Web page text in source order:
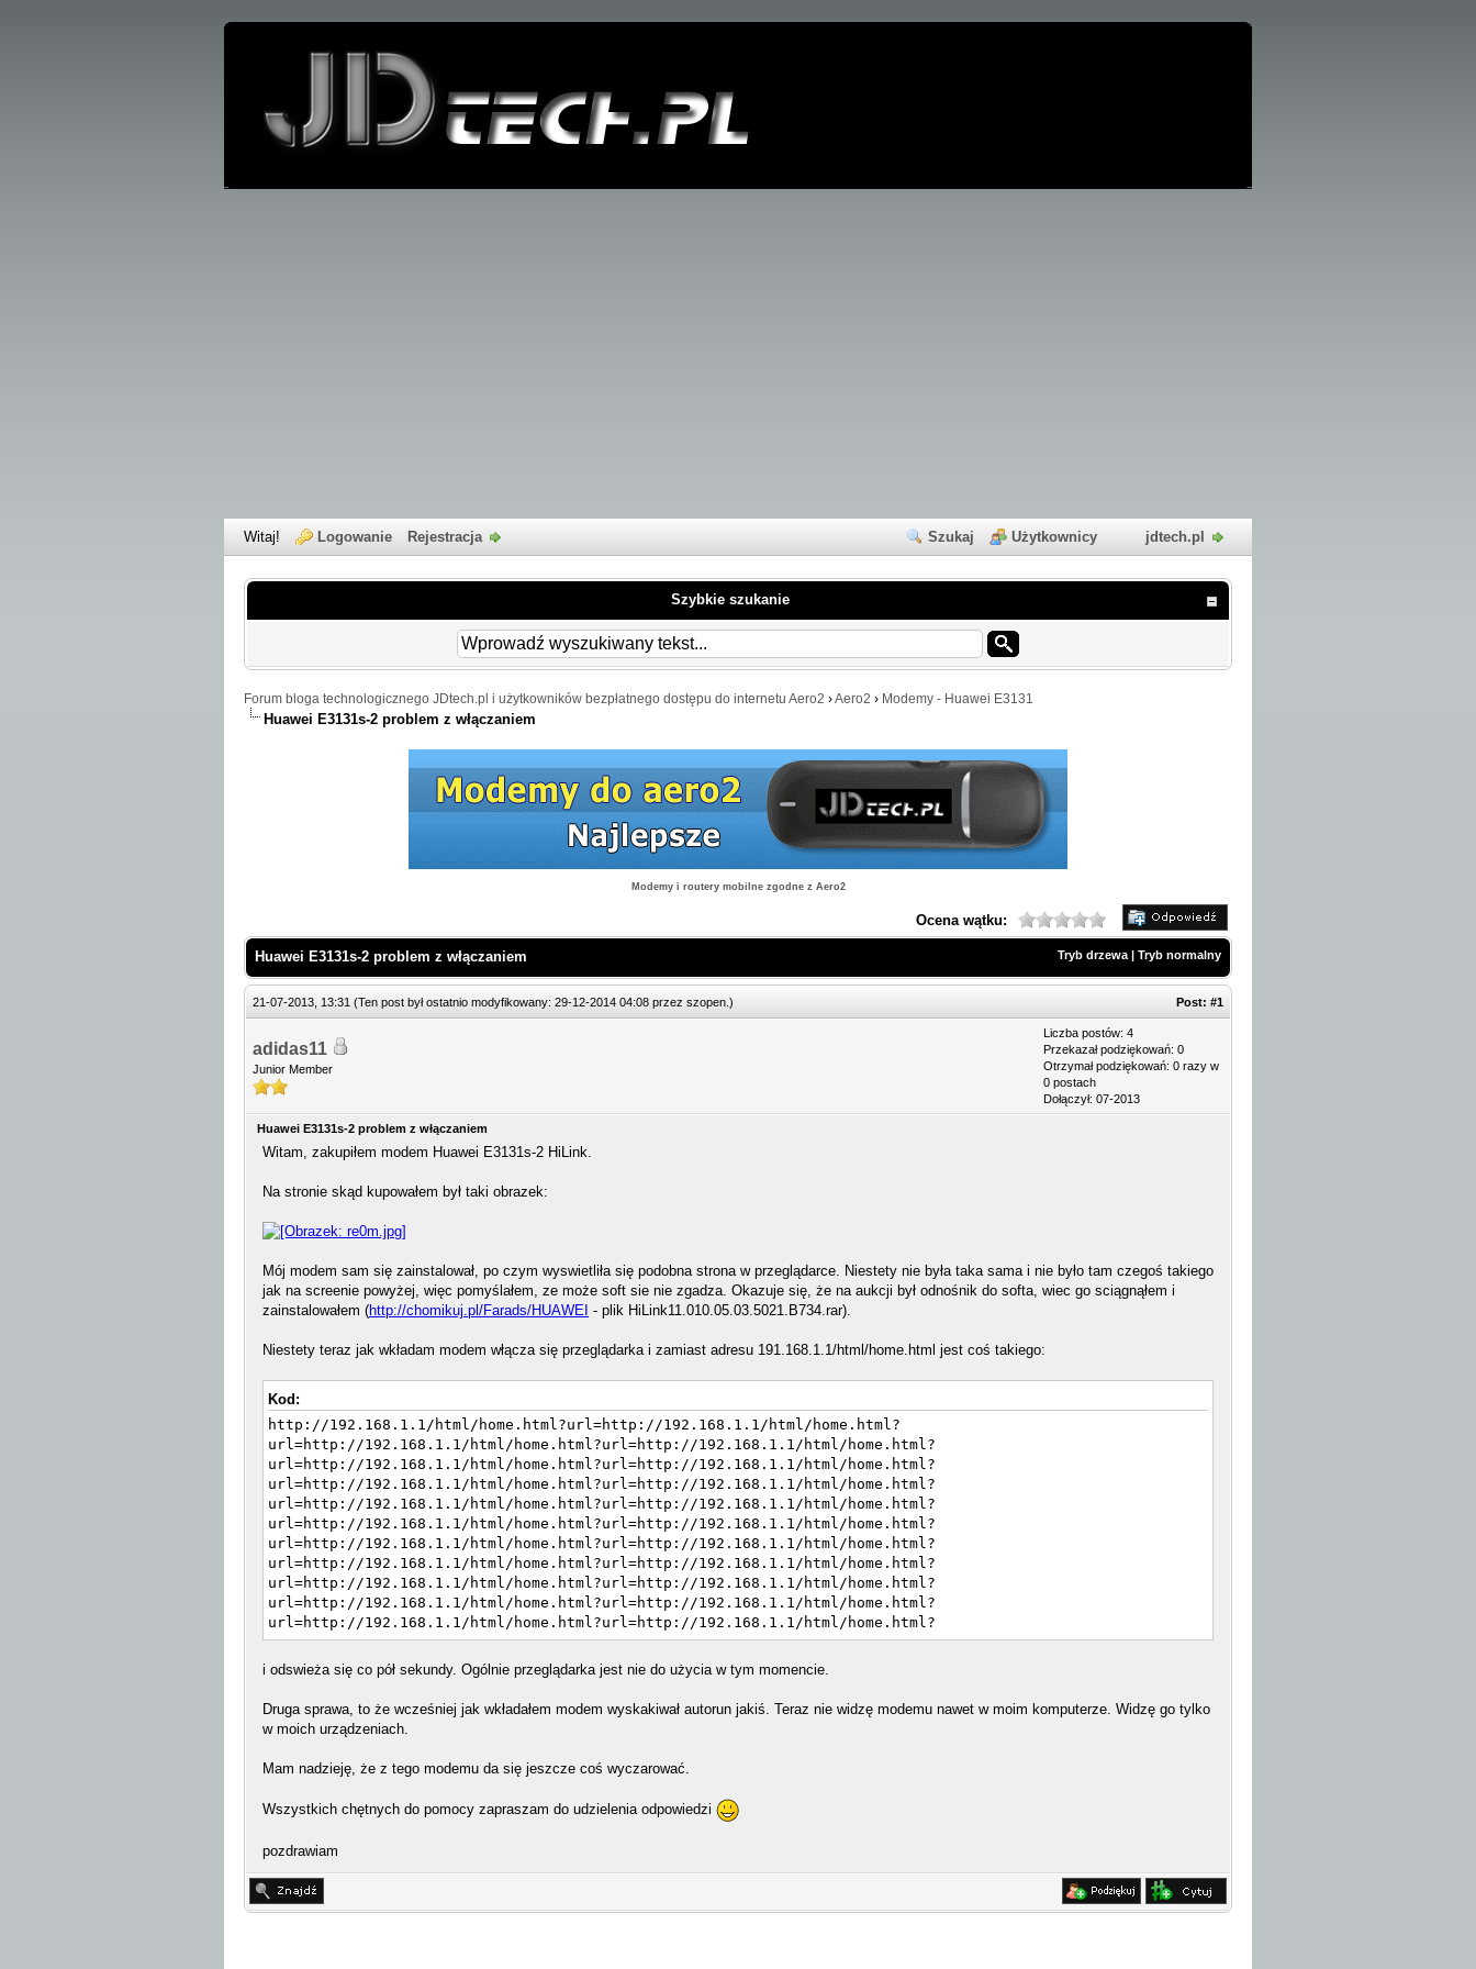
Szukaj Użytkownicy jdtech.pl
Witaj! Logowanie Rejestracja
Szybkie szukanie
Forum bloga technologicznego JDtech.pl i użytkowników bezpłatnego dostępu do internetu Aero2 ›Aero2 › Modemy - Huawei E3131
Huawei E3131s-2 problem z włączaniem
Modemy i routery mobilne zgodne z Aero2
Ocena wątku:
Tryb drzewa | Tryb normalny
Huawei E3131s-2 problem z włączaniem
21-07-2013, 13:31 (Ten post był ostatnio modyfikowany: 29-12-2014 04:08 przez szopen ) Post: #1
adidas11
Junior Member
Liczba postów: 4
Przekazał podziękowań: 0
Otrzymał podziękowań: 0 razy w
0 postach
Dołączył: 07-2013
Huawei E3131s-2 problem z włączaniem
Witam, zakupiłem modem Huawei E3131s-2 HiLink.
Na stronie skąd kupowałem był taki obrazek:
Mój modem sam się zainstalował, po czym wyswietliła się podobna strona w przeglądarce. Niestety nie była taka sama i nie było tam czegoś takiego
jak na screenie powyżej, więc pomyślałem, ze może soft sie nie zgadza. Okazuje się, że na aukcji był odnośnik do softa, wiec go sciągnąłem i
zainstalowałem (http://chomikuj.pl/Farads/HUAWEI - plik HiLink11.010.05.03.5021.B734.rar).
Niestety teraz jak wkładam modem włącza się przeglądarka i zamiast adresu 191.168.1.1/html/home.html jest coś takiego:
Kod:
http://192.168.1.1/html/home.html?url=http://192.168.1.1/html/home.html?
url=http://192.168.1.1/html/home.html?url=http://192.168.1.1/html/home.html?
url=http://192.168.1.1/html/home.html?url=http://192.168.1.1/html/home.html?
url=http://192.168.1.1/html/home.html?url=http://192.168.1.1/html/home.html?
url=http://192.168.1.1/html/home.html?url=http://192.168.1.1/html/home.html?
url=http://192.168.1.1/html/home.html?url=http://192.168.1.1/html/home.html?
url=http://192.168.1.1/html/home.html?url=http://192.168.1.1/html/home.html?
url=http://192.168.1.1/html/home.html?url=http://192.168.1.1/html/home.html?
url=http://192.168.1.1/html/home.html?url=http://192.168.1.1/html/home.html?
url=http://192.168.1.1/html/home.html?url=http://192.168.1.1/html/home.html?
url=http://192.168.1.1/html/home.html?url=http://192.168.1.1/html/home.html?
url=http://192.168.1.1/html/home.html?url=http://192.168.1.1/html/home.html?
url=http://192.168.1.1/html/home.html?url=http://192.168.1.1/html/home.html?
url=http://192.168.1.1/html/home.html?url=http://192.168.1.1/html/home.html?
url=http://192.168.1.1/html/home.html?url=http://192.168.1.1/html/home.html?
url=http://192.168.1.1/html/home.html?url=http://192.168.1.1/html/home.html?
url=http://192.168.1.1/html/home.html?url=http://192.168.1.1/html/home.html?
url=http://192.168.1.1/html/home.html?url=http://192.168.1.1/html/home.html?
url=http://192.168.1.1/html/home.html?url=http://192.168.1.1/html/home.html?
url=http://192.168.1.1/html/home.html?url=http://192.168.1.1/html/home.html?
url=http://192.168.1.1/html/home.html?url=http://192.168.1.1/html/home.html?
url=http://192.168.1.1/html/home.html?url=http://192.168.1.1/html/home.html?
url=http://192.168.1.1/html/home.html?url=http://192.168.1.1/html/home.html?
url=http://192.168.1.1/html/home.html?url=http://192.168.1.1/html/home.html?
i odswieża się co pół sekundy. Ogólnie przeglądarka jest nie do użycia w tym momencie.
Druga sprawa, to że wcześniej jak wkładałem modem wyskakiwał autorun jakiś. Teraz nie widzę modemu nawet w moim komputerze. Widzę go tylko
w moich urządzeniach.
Mam nadzieję, że z tego modemu da się jeszcze coś wyczarować.
Wszystkich chętnych do pomocy zapraszam do udzielenia odpowiedzi
pozdrawiam